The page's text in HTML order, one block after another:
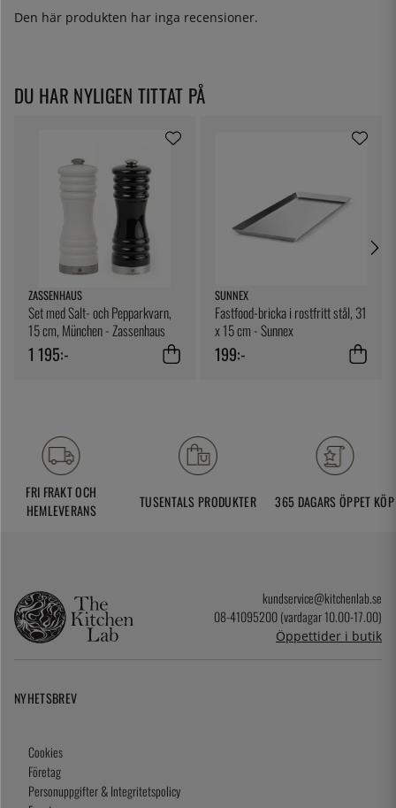
Den här produkten har inga recensioner.
DU HAR NYLIGEN TITTAT PÅ
ZASSENHAUS
Set med Salt- och Pepparkvarn,
15 cm, München - Zassenhaus
1 195:-
SUNNEX
Fastfood-bricka i rostfritt stål, 31
x 15 cm - Sunnex
199:-
FRI FRAKT OCH
HEMLEVERANS
TUSENTALS PRODUKTER 365 DAGARS ÖPPET KÖP
kundservice@kitchenlab.se
08-41095200 (vardagar 10.00-17.00)
Öppettider i butik
NYHETSBREV
Cookies
Företag
Personuppgifter & Integritetspolicy